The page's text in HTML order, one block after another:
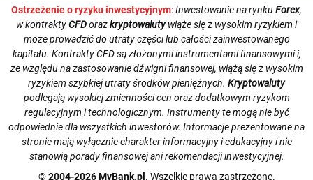
Ostrzeżenie o ryzyku inwestycyjnym:Inwestowanie na rynkuForex,
w kontraktyCFDorazkryptowalutywiąże się z wysokim ryzykiem i
może prowadzić do utraty części lub całości zainwestowanego
kapitału. Kontrakty CFD są złożonymi instrumentami finansowymi i,
ze względu na zastosowanie dźwigni finansowej, wiążą się z wysokim
ryzykiem szybkiej utraty środków pieniężnych. Kryptowaluty
podlegają wysokiej zmienności cen oraz dodatkowym ryzykom
regulacyjnym i technologicznym. Instrumenty te mogą nie być
odpowiednie dla wszystkich inwestorów. Informacje prezentowane na
stronie mają wyłącznie charakter informacyjny i edukacyjny i nie
stanowią porady finansowej ani rekomendacji inwestycyjnej.
© 2004-2026 MyBank.pl . Wszelkie prawa zastrzeżone.